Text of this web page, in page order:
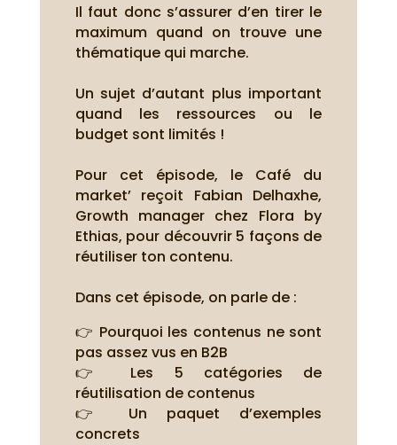
Il faut donc s’assurer d’en tirer le
maximum quand on trouve une
thématique qui marche.
Un sujet d’autant plus important
quand les ressources ou le
budget sont limités !
Pour cet épisode, le Café du
market’ reçoit Fabian Delhaxhe,
Growth manager chez Flora by
Ethias, pour découvrir 5 façons de
réutiliser ton contenu.
Dans cet épisode, on parle de :
👉 Pourquoi les contenus ne sont
pas assez vus en B2B
👉 Les 5 catégories de
réutilisation de contenus
👉 Un paquet d’exemples
concrets